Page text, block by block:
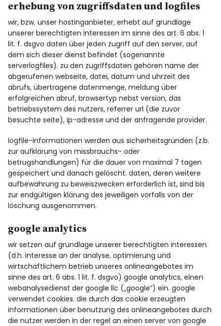
erhebung von zugriffsdaten und logfiles
wir, bzw. unser hostinganbieter, erhebt auf grundlage
unserer berechtigten interessen im sinne des art. 6 abs. 1
lit. f. dsgvo daten über jeden zugriff auf den server, auf
dem sich dieser dienst befindet (sogenannte
serverlogfiles). zu den zugriffsdaten gehören name der
abgerufenen webseite, datei, datum und uhrzeit des
abrufs, übertragene datenmenge, meldung über
erfolgreichen abruf, browsertyp nebst version, das
betriebssystem des nutzers, referrer url (die zuvor
besuchte seite), ip-adresse und der anfragende provider.
logfile-informationen werden aus sicherheitsgründen (z.b.
zur aufklärung von missbrauchs- oder
betrugshandlungen) für die dauer von maximal 7 tagen
gespeichert und danach gelöscht. daten, deren weitere
aufbewahrung zu beweiszwecken erforderlich ist, sind bis
zur endgültigen klärung des jeweiligen vorfalls von der
löschung ausgenommen.
google analytics
wir setzen auf grundlage unserer berechtigten interessen
(d.h. interesse an der analyse, optimierung und
wirtschaftlichem betrieb unseres onlineangebotes im
sinne des art. 6 abs. 1 lit. f. dsgvo) google analytics, einen
webanalysedienst der google llc („google“) ein. google
verwendet cookies. die durch das cookie erzeugten
informationen über benutzung des onlineangebotes durch
die nutzer werden in der regel an einen server von google